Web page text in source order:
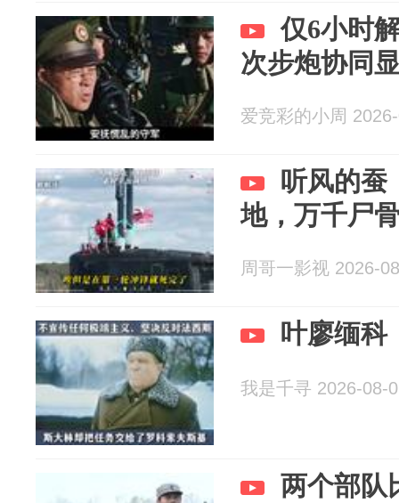
仅6小时
次步炮协同
爱竞彩的小周
听风的蚕
地，万千尸
周哥一影视 2026-
叶廖缅科
我是千寻 2026-08-
两个部队